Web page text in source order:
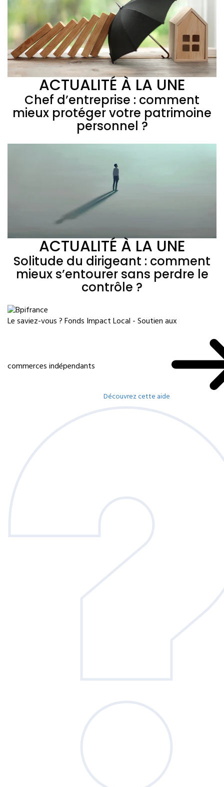
ACTUALITÉ À LA UNE
Chef d’entreprise : comment
mieux protéger votre patrimoine
personnel ?
ACTUALITÉ À LA UNE
Solitude du dirigeant : comment
mieux s’entourer sans perdre le
contrôle ?
Le saviez-vous ?Fonds Impact Local - Soutien aux
commerces indépendants
Découvrez cette aide